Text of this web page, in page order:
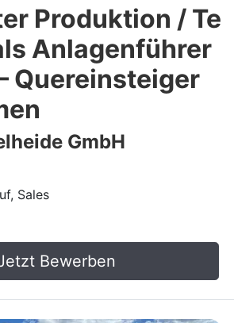
Produktion / Te
Anlagenführer
Quereinsteiger
GmbH
Sales
Bewerben